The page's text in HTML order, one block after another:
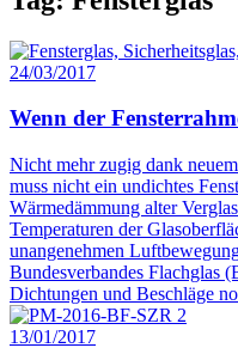
24/03/2017
Wenn der
Nicht mehr zugig dank
muss nicht ein undichtes
Wärmedämmung alter
Temperaturen der
unangenehmen
Bundesverbandes Flachglas
Dichtungen und Beschläge
13/01/2017